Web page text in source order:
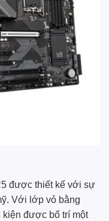
được thiết kế với sự
Với lớp vỏ bằng
được bố trí một